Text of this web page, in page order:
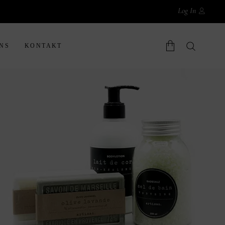
Log In
KONTAKT